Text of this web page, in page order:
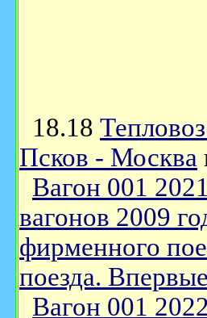
18.18
Псков - Москва
Вагон 001
вагонов 2009
фирменного
поезда.
Вагон 001